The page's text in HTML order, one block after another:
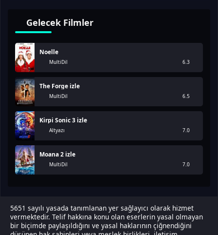
Gelecek Filmler
Noelle
MultiDil 6.3
The Forge izle
MultiDil 6.5
Kirpi Sonic 3 izle
Altyazı 7.0
Moana 2 izle
MultiDil 7.0
5651 sayılı yasada tanımlanan yer sağlayıcı olarak hizmet
vermektedir. Telif hakkına konu olan eserlerin yasal olmayan
bir biçimde paylaşıldığını ve yasal haklarının çiğnendiğini